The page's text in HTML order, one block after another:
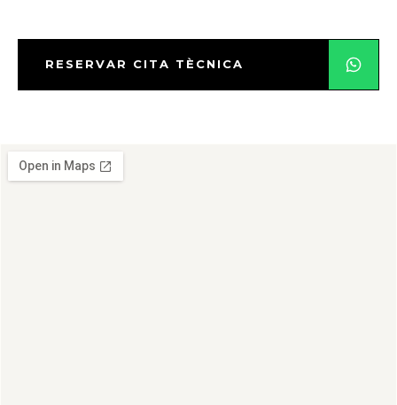
RESERVAR CITA TÈCNICA